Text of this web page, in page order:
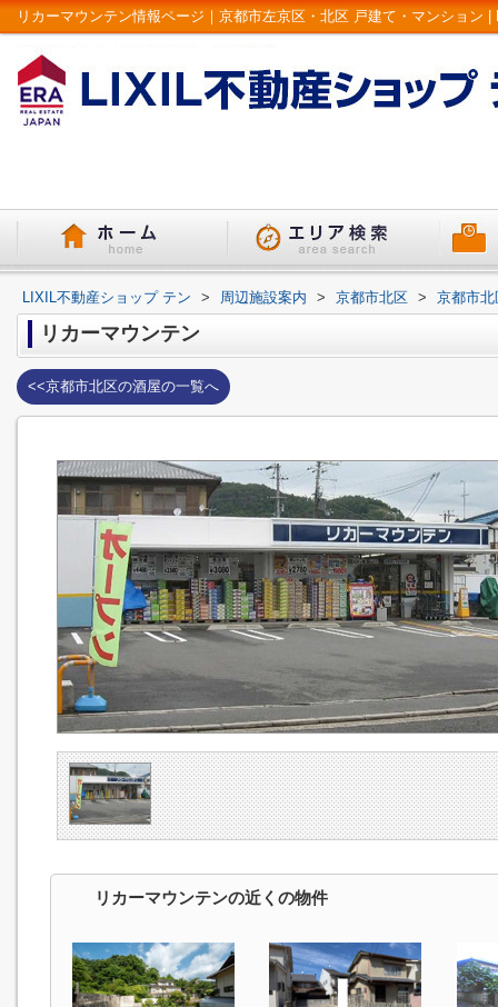
リカーマウンテン情報ページ｜京都市左京区・北区 戸建て・マンション
LIXIL不動産ショップ テン > 周辺施設案内 > 京都市北区 > 京都市
リカーマウンテン
<<京都市北区の酒屋の一覧へ
リカーマウンテンの近くの物件